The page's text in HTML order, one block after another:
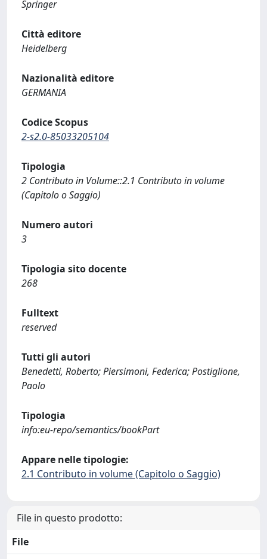
Springer
Città editore
Heidelberg
Nazionalità editore
GERMANIA
Codice Scopus
2-s2.0-85033205104
Tipologia
2 Contributo in Volume::2.1 Contributo in volume
(Capitolo o Saggio)
Numero autori
3
Tipologia sito docente
268
Fulltext
reserved
Tutti gli autori
Benedetti, Roberto; Piersimoni, Federica; Postiglione,
Paolo
Tipologia
info:eu-repo/semantics/bookPart
Appare nelle tipologie:
2.1 Contributo in volume (Capitolo o Saggio)
File in questo prodotto:
File